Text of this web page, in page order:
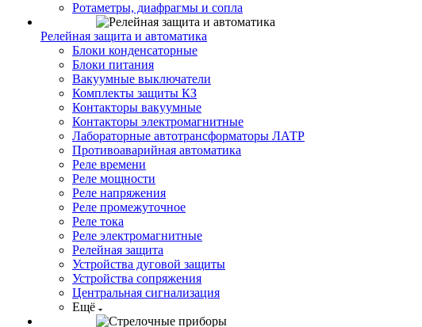
Ротаметры, диафрагмы и сопла
Релейная защита и автоматика
Блоки конденсаторные
Блоки питания
Вакуумные выключатели
Комплекты защиты КЗ
Контакторы вакуумные
Контакторы электромагнитные
Лабораторные автотрансформаторы ЛАТР
Противоаварийная автоматика
Реле времени
Реле мощности
Реле напряжения
Реле промежуточное
Реле тока
Реле электромагнитные
Релейная защита
Устройства дуговой защиты
Устройства сопряжения
Центральная сигнализация
Ещё